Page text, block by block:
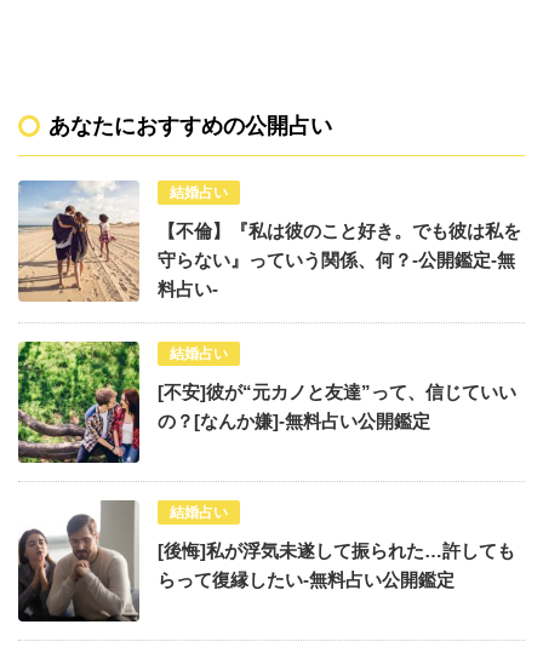
あなたにおすすめの公開占い
結婚占い
【不倫】『私は彼のこと好き。でも彼は私を
守らない』っていう関係、何？-公開鑑定-無
料占い-
結婚占い
[不安]彼が“元カノと友達”って、信じていい
の？[なんか嫌]-無料占い公開鑑定
結婚占い
[後悔]私が浮気未遂して振られた…許しても
らって復縁したい-無料占い公開鑑定